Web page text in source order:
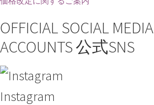
OFFICIAL SOCIAL MEDIA
ACCOUNTS公式SNS
Instagram